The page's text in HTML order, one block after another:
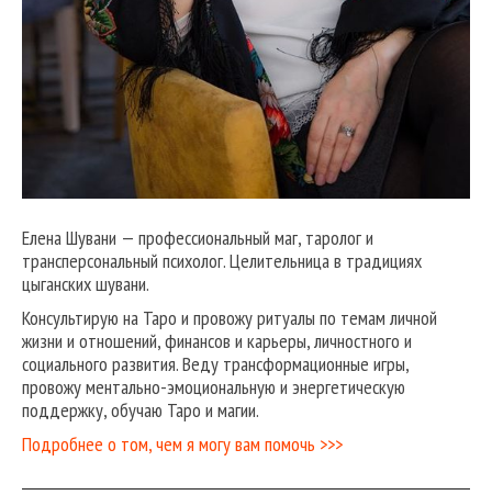
Елена Шувани — профессиональный маг, таролог и
трансперсональный психолог. Целительница в традициях
цыганских шувани.
Консультирую на Таро и провожу ритуалы по темам личной
жизни и отношений, финансов и карьеры, личностного и
социального развития. Веду трансформационные игры,
провожу ментально-эмоциональную и энергетическую
поддержку, обучаю Таро и магии.
Подробнее о том, чем я могу вам помочь >>>